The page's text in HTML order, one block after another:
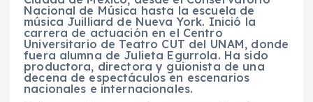
Nacional de Música hasta la escuela de
música Juilliard de Nueva York. Inició la
carrera de actuación en el Centro
Universitario de Teatro CUT del UNAM, donde
fuera alumna de Julieta Egurrola. Ha sido
productora, directora y guionista de una
decena de espectáculos en escenarios
nacionales e internacionales.